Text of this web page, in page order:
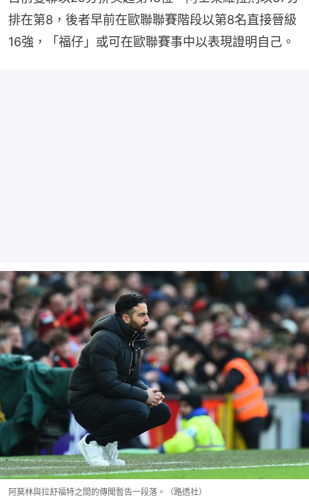
排在第8，後者早前在歐聯聯賽階段以第8名直接晉級
16強，「福仔」或可在歐聯賽事中以表現證明自己。
阿莫林與拉舒福特之間的傳聞暫告一段落。（路透社）